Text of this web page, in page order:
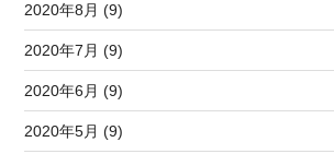
2020年8月 (9)
2020年7月 (9)
2020年6月 (9)
2020年5月 (9)